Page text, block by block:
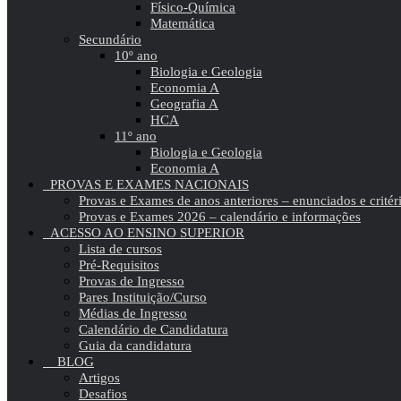
Físico-Química
Matemática
Secundário
10º ano
Biologia e Geologia
Economia A
Geografia A
HCA
11º ano
Biologia e Geologia
Economia A
PROVAS E EXAMES NACIONAIS
Provas e Exames de anos anteriores – enunciados e
Provas e Exames 2026 – calendário e informações
ACESSO AO ENSINO SUPERIOR
Lista de cursos
Pré-Requisitos
Provas de Ingresso
Pares Instituição/Curso
Médias de Ingresso
Calendário de Candidatura
Guia da candidatura
BLOG
Artigos
Desafios